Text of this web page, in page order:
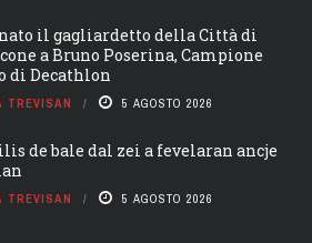
il gagliardetto della Città di
a Bruno Poserina, Campione
di Decathlon
TREVISAN 5 AGOSTO 2026
de bale dal zei a fevelaran ancje
TREVISAN 5 AGOSTO 2026